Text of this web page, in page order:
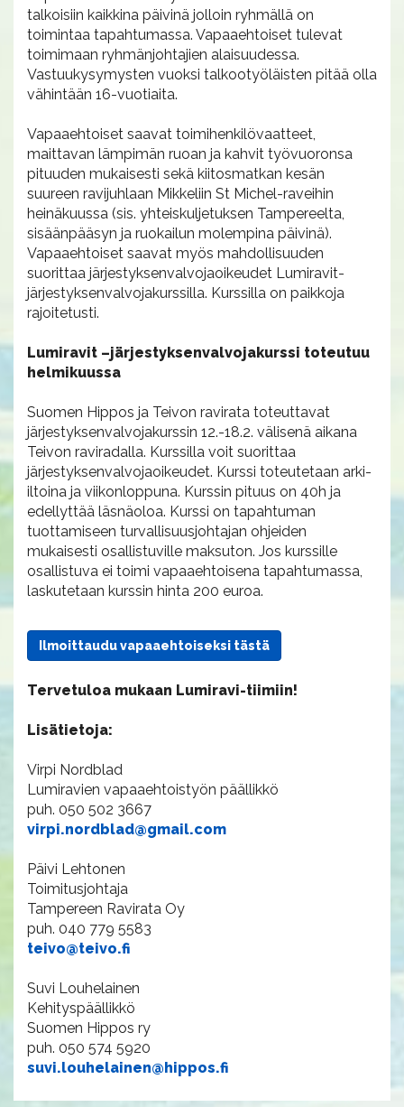
talkoisiin kaikkina päivinä jolloin ryhmällä on
toimintaa tapahtumassa. Vapaaehtoiset tulevat
toimimaan ryhmänjohtajien alaisuudessa.
Vastuukysymysten vuoksi talkootyöläisten pitää olla
vähintään 16-vuotiaita.
Vapaaehtoiset saavat toimihenkilövaatteet,
maittavan lämpimän ruoan ja kahvit työvuoronsa
pituuden mukaisesti sekä kiitosmatkan kesän
suureen ravijuhlaan Mikkeliin St Michel-raveihin
heinäkuussa (sis. yhteiskuljetuksen Tampereelta,
sisäänpääsyn ja ruokailun molempina päivinä).
Vapaaehtoiset saavat myös mahdollisuuden
suorittaa järjestyksenvalvojaoikeudet Lumiravit-
järjestyksenvalvojakurssilla. Kurssilla on paikkoja
rajoitetusti.
Lumiravit –järjestyksenvalvojakurssi toteutuu
helmikuussa
Suomen Hippos ja Teivon ravirata toteuttavat
järjestyksenvalvojakurssin 12.-18.2. välisenä aikana
Teivon raviradalla. Kurssilla voit suorittaa
järjestyksenvalvojaoikeudet. Kurssi toteutetaan arki-
iltoina ja viikonloppuna. Kurssin pituus on 40h ja
edellyttää läsnäoloa. Kurssi on tapahtuman
tuottamiseen turvallisuusjohtajan ohjeiden
mukaisesti osallistuville maksuton. Jos kurssille
osallistuva ei toimi vapaaehtoisena tapahtumassa,
laskutetaan kurssin hinta 200 euroa.
Ilmoittaudu vapaaehtoiseksi tästä
Tervetuloa mukaan Lumiravi-tiimiin!
Lisätietoja:
Virpi Nordblad
Lumiravien vapaaehtoistyön päällikkö
puh. 050 502 3667
virpi.nordblad@gmail.com
Päivi Lehtonen
Toimitusjohtaja
Tampereen Ravirata Oy
puh. 040 779 5583
teivo@teivo.fi
Suvi Louhelainen
Kehityspäällikkö
Suomen Hippos ry
puh. 050 574 5920
suvi.louhelainen@hippos.fi